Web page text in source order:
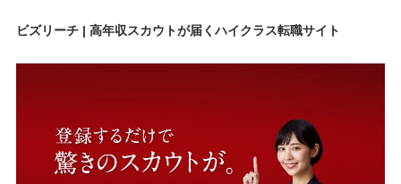
ビズリーチ | 高年収スカウトが届くハイクラス転職サイト